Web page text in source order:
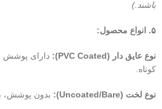
باشند.)
۵. انواع محصول:
نوع عایق دار (PVC Coated):
دارای پوشش
کوتاه.
نوع لخت (Uncoated/Bare): بدون پوشش،